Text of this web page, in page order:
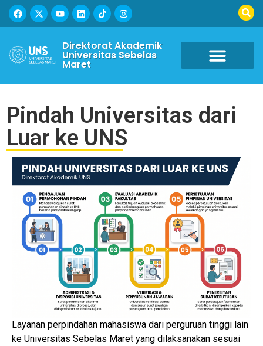
Direktorat Akademik
Universitas Sebelas
Maret
Pindah Universitas dari
Luar ke UNS
Layanan perpindahan mahasiswa dari perguruan tinggi lain
ke Universitas Sebelas Maret yang dilaksanakan sesuai